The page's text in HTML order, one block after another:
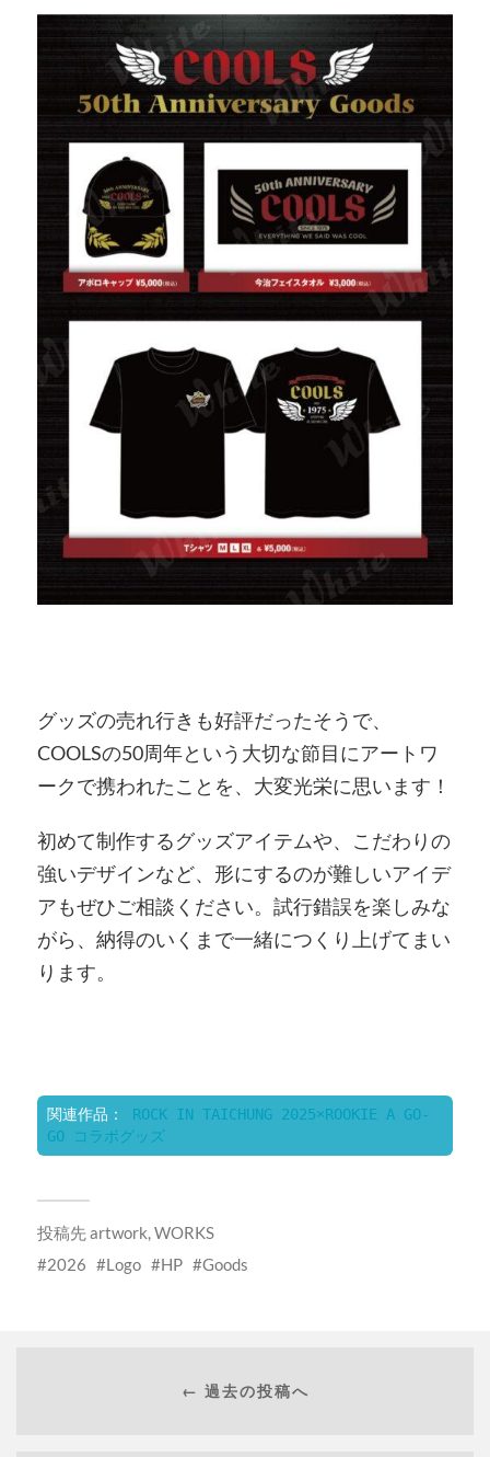
グッズの売れ行きも好評だったそうで、
COOLSの50周年という大切な節目にアートワ
ークで携われたことを、大変光栄に思います！
初めて制作するグッズアイテムや、こだわりの
強いデザインなど、形にするのが難しいアイデ
アもぜひご相談ください。試行錯誤を楽しみな
がら、納得のいくまで一緒につくり上げてまい
ります。
関連作品： ROCK IN TAICHUNG 2025×ROOKIE A GO-
GO コラボグッズ
投稿先artwork,WORKS
2026
Logo HP Goods
← 過去の投稿へ